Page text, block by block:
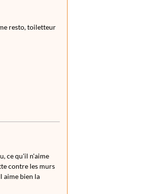
resto, toiletteur
ce qu'il n'aime
contre les murs
aime bien la